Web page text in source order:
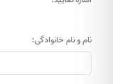
نام و نام خانوادگی: